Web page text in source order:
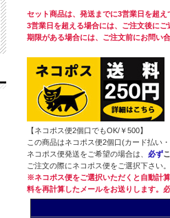
セット商品は、発送までに3営業日を超
3営業日を超える場合には、ご注文後にご
期限がある場合には、ご注文前にお問い
【ネコポス便2個口でもOK/￥500】
この商品はネコポス便2個口(カード払い
ネコポス便発送をご希望の場合は、 必ず
ご注文の際にネコポス便をご選択下さい。
※ネコポス便をご選択いただくと自動計
料を再計算したメールをお送りします。